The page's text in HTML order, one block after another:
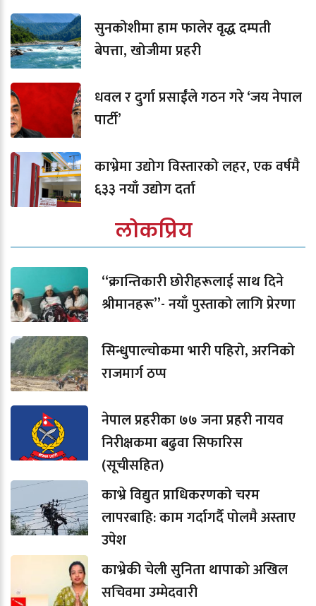
सुनकोशीमा हाम फालेर वृद्ध दम्पती
बेपत्ता, खोजीमा प्रहरी
धवल र दुर्गा प्रसाईंले गठन गरे ‘जय नेपाल
पार्टी’
काभ्रेमा उद्योग विस्तारको लहर, एक वर्षमै
६३३ नयाँ उद्योग दर्ता
लोकप्रिय
“क्रान्तिकारी छोरीहरूलाई साथ दिने
श्रीमानहरू”- नयाँ पुस्ताको लागि प्रेरणा
सिन्धुपाल्चोकमा भारी पहिरो, अरनिको
राजमार्ग ठप्प
नेपाल प्रहरीका ७७ जना प्रहरी नायव
निरीक्षकमा बढुवा सिफारिस
(सूचीसहित)
काभ्रे विद्युत प्राधिकरणको चरम
लापरबाहि: काम गर्दागर्दै पोलमै अस्ताए
उपेश
काभ्रेकी चेली सुनिता थापाको अखिल
सचिवमा उम्मेदवारी